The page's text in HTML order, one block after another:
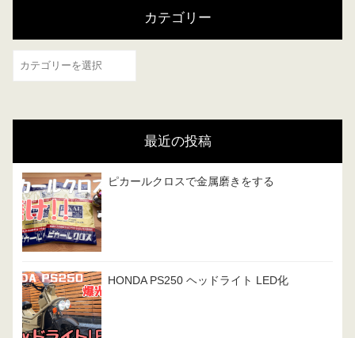
カテゴリー
カ
リ
最近の投稿
ピカールクロスで金属磨きをする
HONDA PS250 ヘッドライト LED化